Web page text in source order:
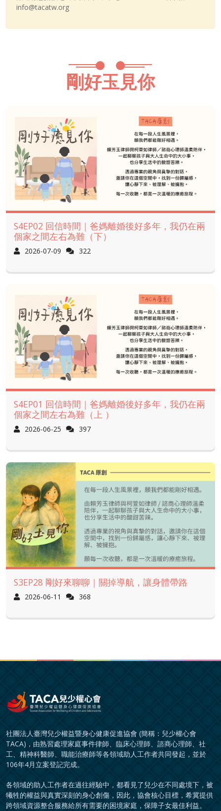
info@tacatw.org
剛好玉見你
S4EP02 回信時間｜爸媽離婚後好多年，我仍在兩
個家之間左右為難（下）
2026-07-09 322
S4EP01 回信時間｜爸媽離婚後好多年，我仍在兩
個家之間左右為難（上 ）
2026-06-25 397
S3EP28 剛好來聊聊｜關掉導航，讓身體帶路
2026-06-11 368
社團法人臺灣兒少權益暨身心健康促進協會 (簡稱：兒少權心會
TACA)，由熟習處理家庭事件律師、臨床心理師、諮商心理師、社
工、精神科醫師、職能治療師等各領域助人工作者共同發起，並於
106年4月立案登記完成。
各領域的助人工作者在過往經驗中，都看見了兒少在不同處境下，被
犧牲的權益與真實深刻的身心創傷，因此，協會核心目標，希冀提供
跨領域資源整合服務給所有需要的困境家庭，保障子女最佳利益。